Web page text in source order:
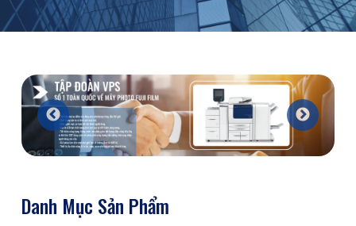
Danh Mục Sản Phẩm